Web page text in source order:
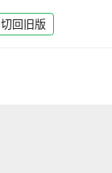
切回旧版